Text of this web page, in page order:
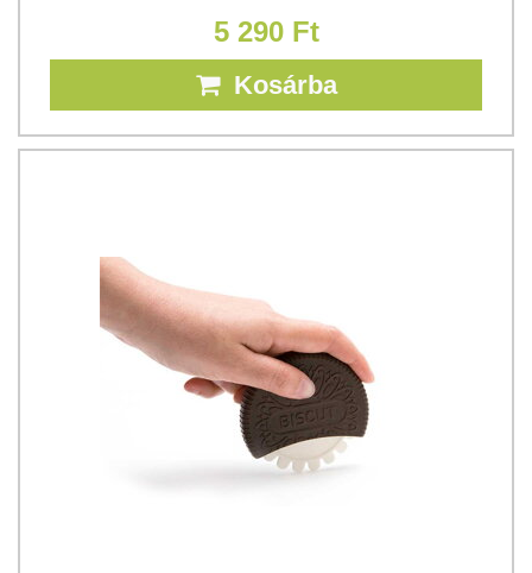
5 290 Ft
Kosárba